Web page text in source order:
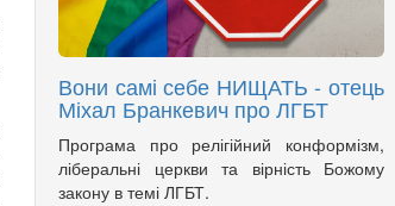
Вони самі себе НИЩАТЬ - отець
Міхал Бранкевич про ЛГБТ
Програма про релігійний конформізм,
ліберальні церкви та вірність Божому
закону в темі ЛГБТ.